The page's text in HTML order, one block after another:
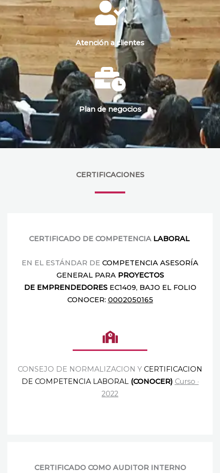
Atención a clientes
Plan de negocios
CERTIFICACIONES
CERTIFICADO DE COMPETENCIA LABORAL
EN EL ESTÁNDAR DE COMPETENCIA ASESORÍA
GENERAL PARA PROYECTOS
DE EMPRENDEDORESEC1409, BAJO EL FOLIO
CONOCER: 0002050165
CONSEJO DE NORMALIZACION Y CERTIFICACION
DE COMPETENCIA LABORAL(CONOCER) Curso ·
2022
CERTIFICADO COMO AUDITOR INTERNO